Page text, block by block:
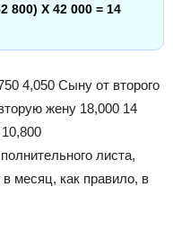
800) Х 42 000 = 14
4,050 Сыну от второго
жену 18,000 14
листа,
месяц, как правило, в